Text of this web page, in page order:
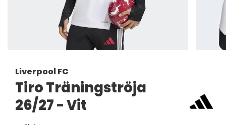
Liverpool FC
Tiro Träningströja
26/27 - Vit